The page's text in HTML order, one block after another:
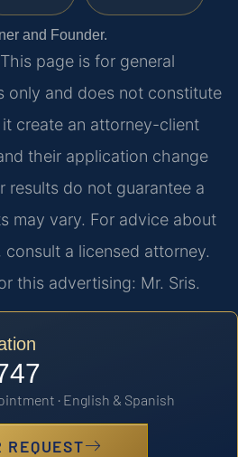
and Founder.
This page is for general
only and does not constitute
create an attorney-client
their application change
results do not guarantee a
may vary. For advice about
a licensed attorney.
this advertising: Mr. Sris.
· English & Spanish
REQUEST